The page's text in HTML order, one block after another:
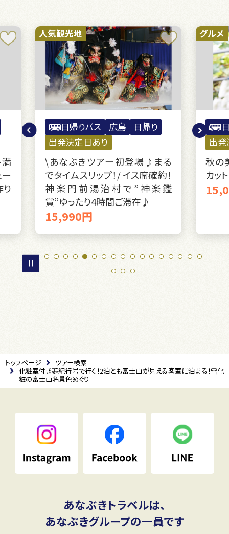
！
グルメ
日帰りバス 岡山
日帰り
出発決定日あり
秋の美食ツアー♪シャインマス
カット狩り食べ放題
15,000円
グル
出
\待
な
トップページ
ツアー検索
化粧室付き夢紀行号で行く！2泊とも富士山が見える客室に泊まる！雪化
粧の富士山名景色めぐり
あなぶきトラベルは、
あなぶきグループの一員です